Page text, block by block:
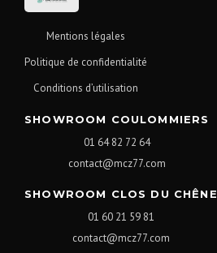
Mentions légales
Politique de confidentialité
Conditions d’utilisation
SHOWROOM COULOMMIERS
01 64 82 72 64
contact@mcz77.com
SHOWROOM CLOS DU CHÊNE
01 60 21 59 81
contact@mcz77.com